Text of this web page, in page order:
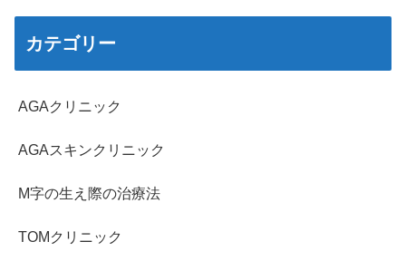
カテゴリー
AGAクリニック
AGAスキンクリニック
M字の生え際の治療法
TOMクリニック